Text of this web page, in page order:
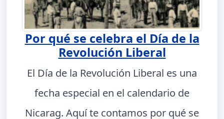
Por qué se celebra el Día de la
Revolución Liberal
El Día de la Revolución Liberal es una
fecha especial en el calendario de
Nicarag. Aquí te contamos por qué se